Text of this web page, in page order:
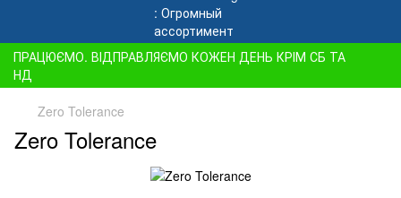
ПРАЦЮЄМО. ВІДПРАВЛЯЄМО КОЖЕН ДЕНЬ КРІМ СБ ТА
НД
Zero Tolerance
Zero Tolerance